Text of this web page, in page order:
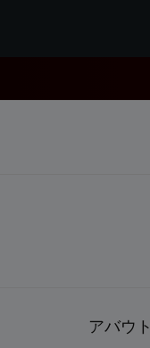
アバウト